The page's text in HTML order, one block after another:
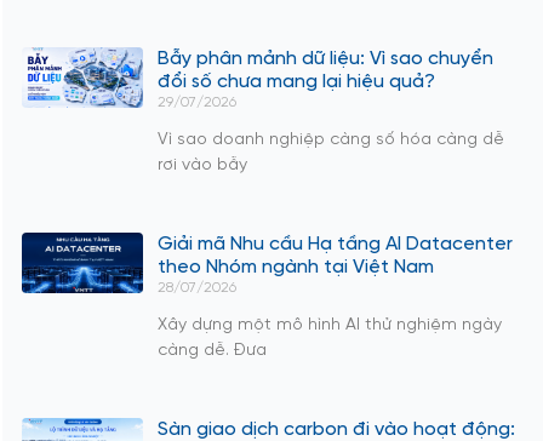
Bẫy phân mảnh dữ liệu: Vì sao chuyển
đổi số chưa mang lại hiệu quả?
29/07/2026
Vì sao doanh nghiệp càng số hóa càng dễ
rơi vào bẫy
Giải mã Nhu cầu Hạ tầng AI Datacenter
theo Nhóm ngành tại Việt Nam
28/07/2026
Xây dựng một mô hình AI thử nghiệm ngày
càng dễ. Đưa
Sàn giao dịch carbon đi vào hoạt động: